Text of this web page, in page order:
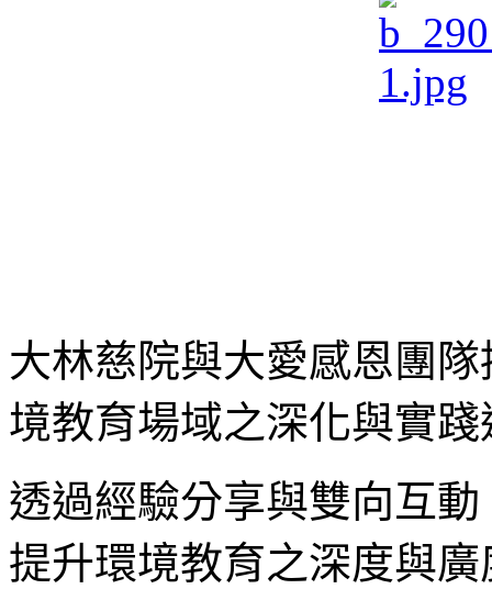
大林慈院與大愛感恩團
境教育場域之深化與實
透過經驗分享與雙向互
提升環境教育之深度與